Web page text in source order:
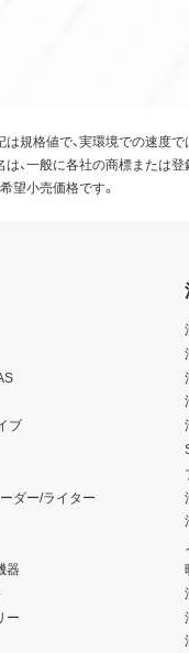
規格値で、実環境での速度で
、一般に各社の商標または登
望小売価格です。
ブ
ダー/ライター
器
ー